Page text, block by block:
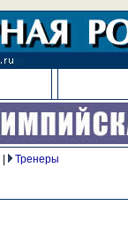
Тренеры